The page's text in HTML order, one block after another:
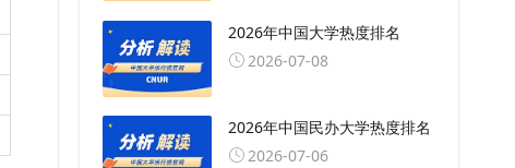
2026年中国大学热度排名
2026-07-08
2026年中国民办大学热度排名
2026-07-06